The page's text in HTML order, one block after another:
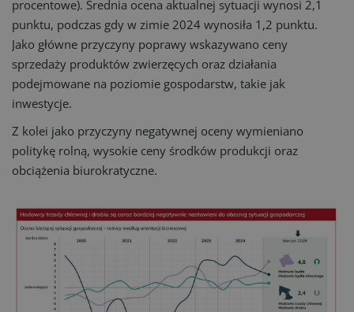
procentowe). Średnia ocena aktualnej sytuacji wynosi 2,1
punktu, podczas gdy w zimie 2024 wynosiła 1,2 punktu.
Jako główne przyczyny poprawy wskazywano ceny
sprzedaży produktów zwierzęcych oraz działania
podejmowane na poziomie gospodarstw, takie jak
inwestycje.
Z kolei jako przyczyny negatywnej oceny wymieniano
politykę rolną, wysokie ceny środków produkcji oraz
obciążenia biurokratyczne.